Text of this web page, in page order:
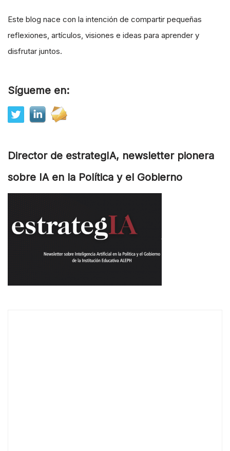
Este blog nace con la intención de compartir pequeñas
reflexiones, artículos, visiones e ideas para aprender y
disfrutar juntos.
Sígueme en:
Director de estrategIA, newsletter pionera
sobre IA en la Política y el Gobierno